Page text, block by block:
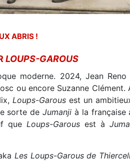
ABRIS !
LOUPS-GAROUS
moderne. 2024, Jean Reno
ou encore Suzanne
Loups-Garous est un
sorte de Jumanji à la française
que Loups-Garous est à
Les Loups-Garous de